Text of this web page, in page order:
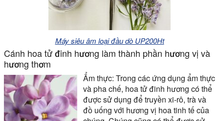
Máy siêu âm loại đầu dò UP200Ht
Cánh hoa tử đinh hương làm thành phần hương vị và
hương thơm
Ẩm thực: Trong các ứng dụng ẩm thực
và pha chế, hoa tử đinh hương có thể
được sử dụng để truyền xi-rô, trà và
đồ uống với hương vị hoa tinh tế của